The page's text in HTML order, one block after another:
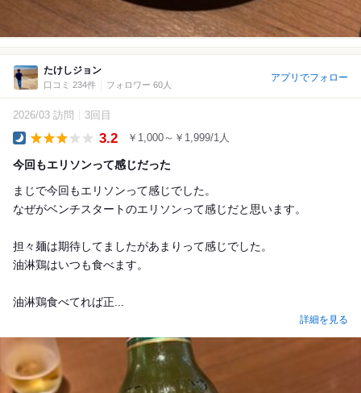
たけしジョン
口コミ 234件 フォロワー 60人
アプリでフォロー
2026/03 訪問 3回目
3.2 ￥1,000～￥1,999/1人
今回もエリソンって感じだった
まじで今回もエリソンって感じでした。
なぜがベンチスタートのエリソンって感じだと思います。
担々麺は期待してましたがあまりって感じでした。
油淋鶏はいつも食べます。
油淋鶏食べてれば正...
詳細を見る